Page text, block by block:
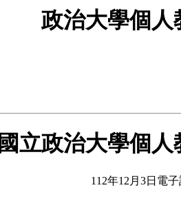
政治大學個人
國立政治大學個
112年12月3日電